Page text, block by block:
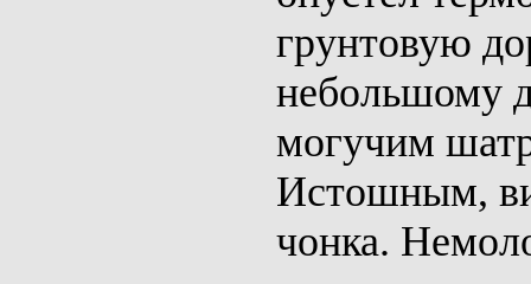
грунтовую
небольшому
могучим
Истошным,
чонка.